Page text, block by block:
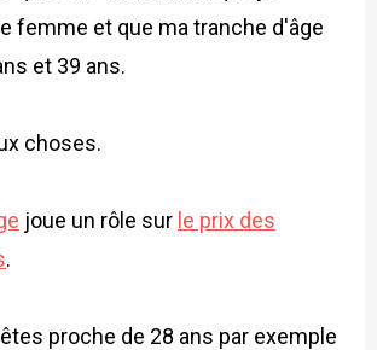
femme et que ma tranche d'âge
et 39 ans.
choses.
joue un rôle sur le prix des
.
proche de 28 ans par exemple